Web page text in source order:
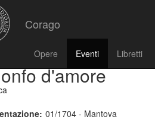
Corago
Opere Eventi Libretti
d'amore
01/1704 - Mantova